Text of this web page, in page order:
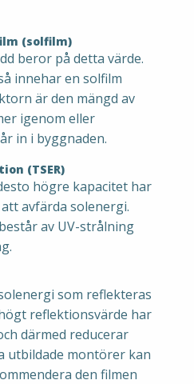
(solfilm)
beror på detta värde.
innehar en solfilm
är den mängd av
igenom eller
in i byggnaden.
(TSER)
högre kapacitet har
avfärda solenergi.
av UV-strålning
som reflekteras
reflektionsvärde har
därmed reducerar
utbildade montörer kan
den filmen